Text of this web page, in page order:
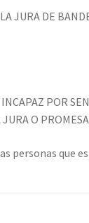
JURA DE
POR
O
personas que